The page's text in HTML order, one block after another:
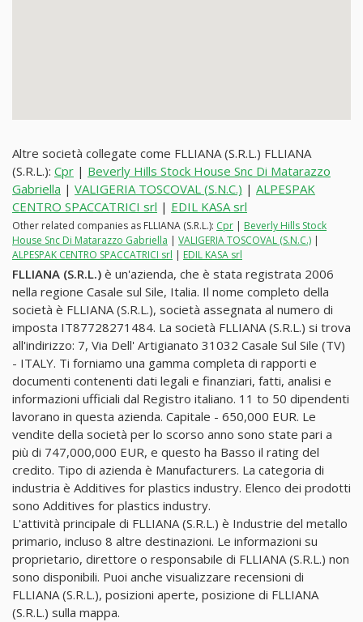
Altre società collegate come FLLIANA (S.R.L.) FLLIANA
(S.R.L.): Cpr | Beverly Hills Stock House Snc Di Matarazzo
Gabriella | VALIGERIA TOSCOVAL (S.N.C.) | ALPESPAK
CENTRO SPACCATRICI srl | EDIL KASA srl
Other related companies as FLLIANA (S.R.L.): Cpr | Beverly Hills Stock
House Snc Di Matarazzo Gabriella | VALIGERIA TOSCOVAL (S.N.C.) |
ALPESPAK CENTRO SPACCATRICI srl | EDIL KASA srl
FLLIANA (S.R.L.) è un'azienda, che è stata registrata 2006
nella regione Casale sul Sile, Italia. Il nome completo della
società è FLLIANA (S.R.L.), società assegnata al numero di
imposta IT87728271484. La società FLLIANA (S.R.L.) si trova
all'indirizzo: 7, Via Dell' Artigianato 31032 Casale Sul Sile (TV)
- ITALY. Ti forniamo una gamma completa di rapporti e
documenti contenenti dati legali e finanziari, fatti, analisi e
informazioni ufficiali dal Registro italiano. 11 to 50 dipendenti
lavorano in questa azienda. Capitale - 650,000 EUR. Le
vendite della società per lo scorso anno sono state pari a
più di 747,000,000 EUR, e questo ha Basso il rating del
credito. Tipo di azienda è Manufacturers. La categoria di
industria è Additives for plastics industry. Elenco dei prodotti
sono Additives for plastics industry.
L'attività principale di FLLIANA (S.R.L.) è Industrie del metallo
primario, incluso 8 altre destinazioni. Le informazioni su
proprietario, direttore o responsabile di FLLIANA (S.R.L.) non
sono disponibili. Puoi anche visualizzare recensioni di
FLLIANA (S.R.L.), posizioni aperte, posizione di FLLIANA
(S.R.L.) sulla mappa.